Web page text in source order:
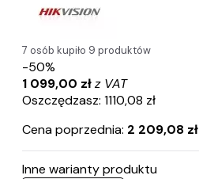
7 osób kupiło 9 produktów
-50%
1 099,00 złz VAT
Oszczędzasz: 1110,08 zł
Cena poprzednia: 2 209,08 zł
Inne warianty produktu